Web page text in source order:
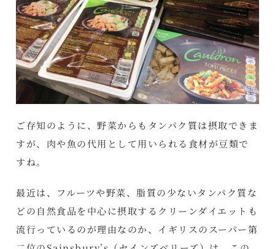
ご存知のように、野菜からもタンパク質は摂取できま
すが、肉や魚の代用として用いられる食材が豆類で
すね。
最近は、フルーツや野菜、脂質の少ないタンパク質な
どの自然食品を中心に摂取するクリーンダイエットも
流行っているのが理由なのか、イギリスのスーパー第